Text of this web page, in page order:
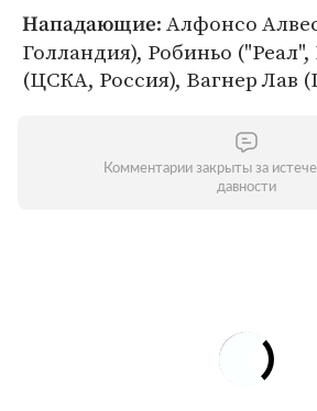
Нападающие: Алфонсо
Голландия), Робиньо
(ЦСКА, Россия), Вагнер Лав
Комментарии закрыты за
давности